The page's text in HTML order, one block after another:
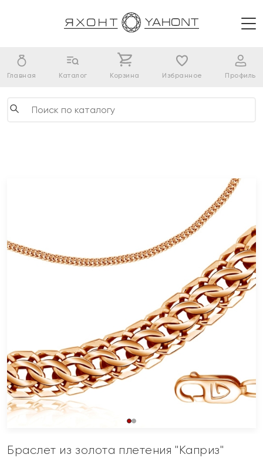
Главная Каталог Корзина Избранное Профиль
Браслет из золота плетения "Каприз"